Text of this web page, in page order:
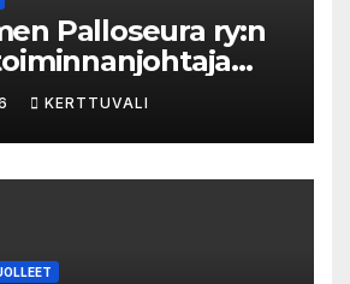
Palloseura ry:n
neljän kuu­kau­den
van­keu­teen ka­
– syyte mak­su­vä­li­
hy­lät­tiin
KERTTUVALI